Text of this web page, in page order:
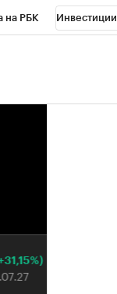
на РБК Инвестиции
Купить